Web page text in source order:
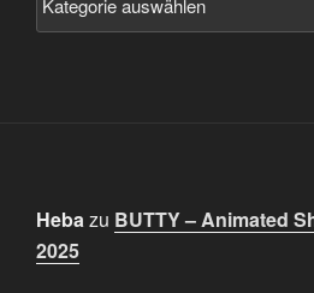
Hebazu BUTTY – Animated
2025